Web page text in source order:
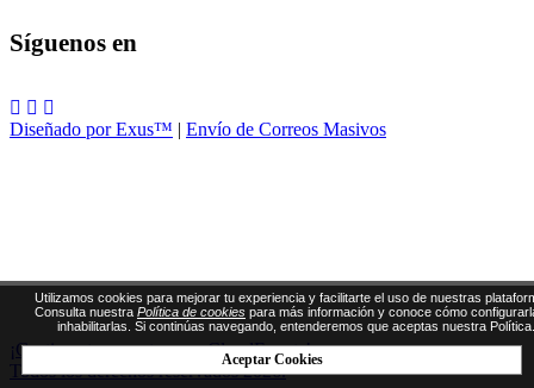
Síguenos en
Diseñado por Exus™ | Envío de Correos Masivos
¡Gestiona tus eventos con CloudEvents!
Todos los derechos reservados 2026.
Utilizamos cookies para mejorar tu experiencia y facilitarte el uso de nuestras
Consulta nuestra Política de cookies para más información y conoce cómo
inhabilitarlas. Si continúas navegando, entenderemos que aceptas nuestra Política.
Aceptar Cookies